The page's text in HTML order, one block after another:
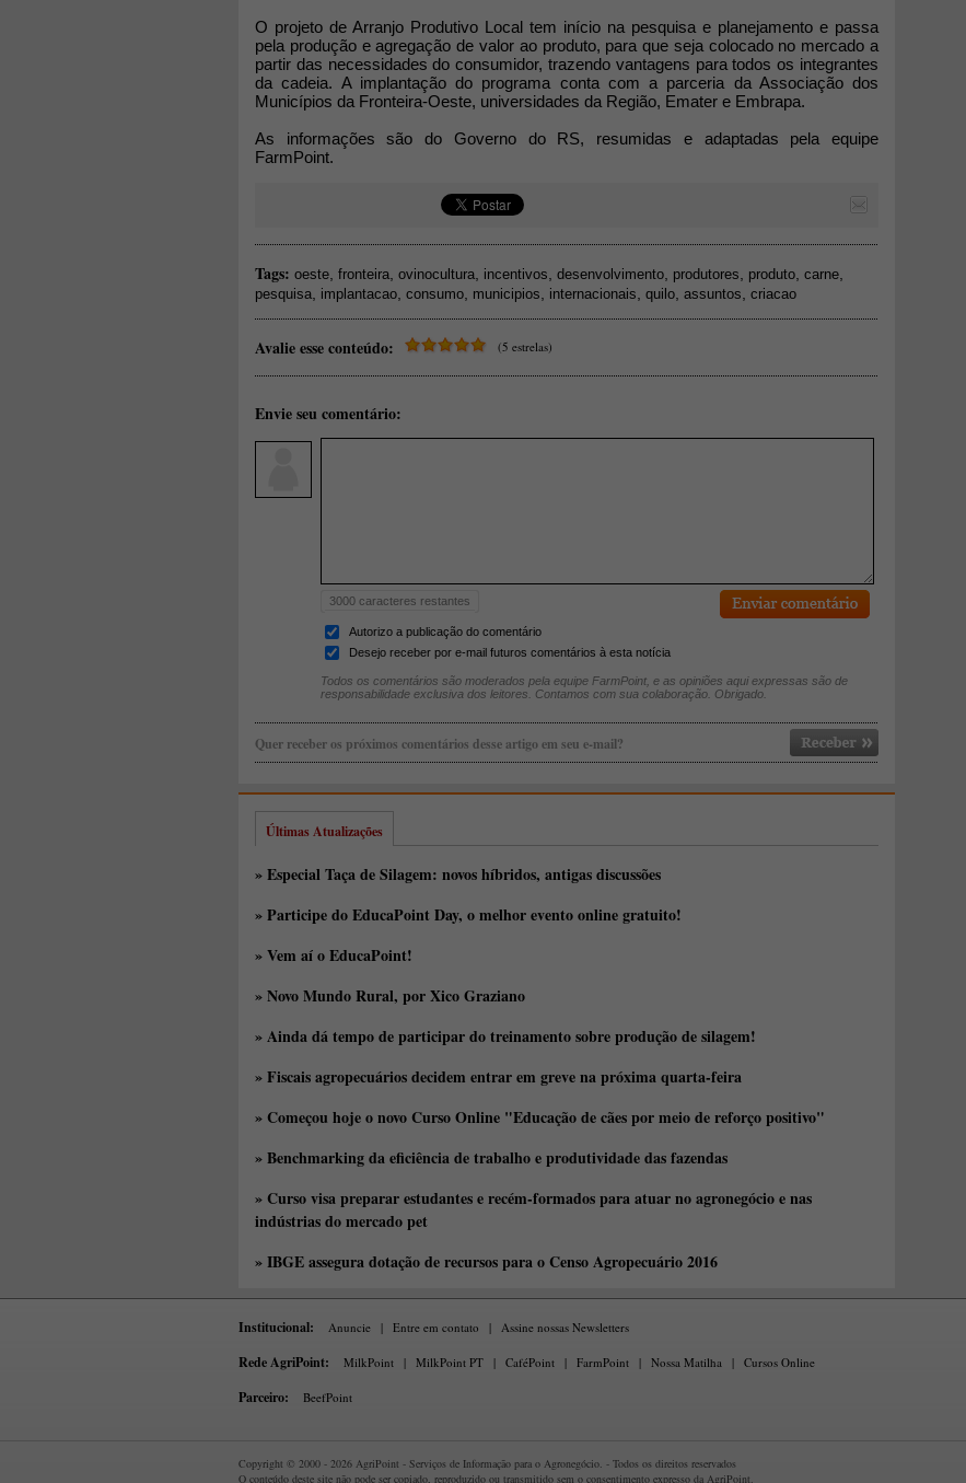
O projeto de Arranjo Produtivo Local tem início na pesquisa e planejamento e passa
pela produção e agregação de valor ao produto, para que seja colocado no mercado a
partir das necessidades do consumidor, trazendo vantagens para todos os integrantes
da cadeia. A implantação do programa conta com a parceria da Associação dos
Municípios da Fronteira-Oeste, universidades da Região, Emater e Embrapa.
As informações são do Governo do RS, resumidas e adaptadas pela equipe
FarmPoint.
Tags: oeste fronteira ovinocultura incentivos desenvolvimento produtores produto carne
pesquisa implantacao consumo municipios internacionais quilo assuntos criacao
Avalie esse conteúdo: (5 estrelas)
Envie seu comentário:
3000 caracteres restantes
Autorizo a publicação do comentário
Desejo receber por e-mail futuros comentários à esta notícia
Todos os comentários são moderados pela equipe FarmPoint, e as opiniões aqui expressas são de
responsabilidade exclusiva dos leitores. Contamos com sua colaboração. Obrigado.
Quer receber os próximos comentários desse artigo em seu e-mail?
Últimas Atualizações
» Especial Taça de Silagem: novos híbridos, antigas discussões
» Participe do EducaPoint Day, o melhor evento online gratuito!
» Vem aí o EducaPoint!
» Novo Mundo Rural, por Xico Graziano
» Ainda dá tempo de participar do treinamento sobre produção de silagem!
» Fiscais agropecuários decidem entrar em greve na próxima quarta-feira
» Começou hoje o novo Curso Online "Educação de cães por meio de reforço positivo"
» Benchmarking da eficiência de trabalho e produtividade das fazendas
» Curso visa preparar estudantes e recém-formados para atuar no agronegócio e nas
indústrias do mercado pet
» IBGE assegura dotação de recursos para o Censo Agropecuário 2016
Institucional: Anuncie | Entre em contato | Assine nossas Newsletters
Rede AgriPoint: MilkPoint | MilkPoint PT | CaféPoint | FarmPoint | Nossa Matilha | Cursos Online
Parceiro: BeefPoint
Copyright © 2000 - 2026 AgriPoint - Serviços de Informação para o Agronegócio. - Todos os direitos reservados
O conteúdo deste site não pode ser copiado, reproduzido ou transmitido sem o consentimento expresso da AgriPoint.